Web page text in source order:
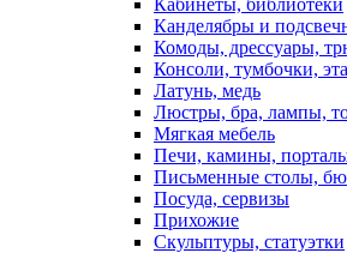
Кабинеты, библиотеки
Канделябры и
Комоды, дрессуары,
Консоли, тумбочки,
Латунь, медь
Люстры, бра, лампы,
Мягкая мебель
Печи, камины,
Письменные столы,
Посуда, сервизы
Прихожие
Скульптуры, статуэтки